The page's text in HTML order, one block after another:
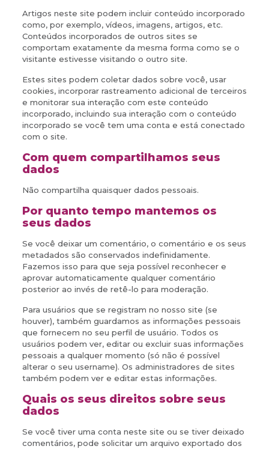
Artigos neste site podem incluir conteúdo incorporado
como, por exemplo, vídeos, imagens, artigos, etc.
Conteúdos incorporados de outros sites se
comportam exatamente da mesma forma como se o
visitante estivesse visitando o outro site.
Estes sites podem coletar dados sobre você, usar
cookies, incorporar rastreamento adicional de terceiros
e monitorar sua interação com este conteúdo
incorporado, incluindo sua interação com o conteúdo
incorporado se você tem uma conta e está conectado
com o site.
Com quem compartilhamos seus
dados
Não compartilha quaisquer dados pessoais.
Por quanto tempo mantemos os
seus dados
Se você deixar um comentário, o comentário e os seus
metadados são conservados indefinidamente.
Fazemos isso para que seja possível reconhecer e
aprovar automaticamente qualquer comentário
posterior ao invés de retê-lo para moderação.
Para usuários que se registram no nosso site (se
houver), também guardamos as informações pessoais
que fornecem no seu perfil de usuário. Todos os
usuários podem ver, editar ou excluir suas informações
pessoais a qualquer momento (só não é possível
alterar o seu username). Os administradores de sites
também podem ver e editar estas informações.
Quais os seus direitos sobre seus
dados
Se você tiver uma conta neste site ou se tiver deixado
comentários, pode solicitar um arquivo exportado dos